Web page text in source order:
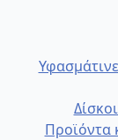
Προϊόντα